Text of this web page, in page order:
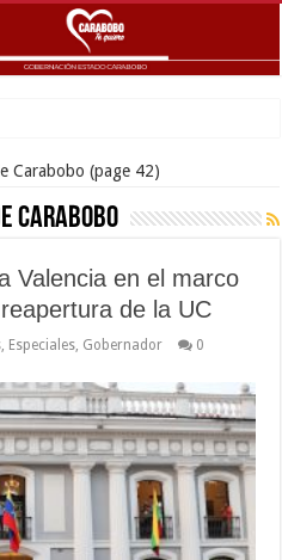
Carabobo (page 42)
Carabobo
Valencia en el marco
de la UC
Especiales Gobernador
0